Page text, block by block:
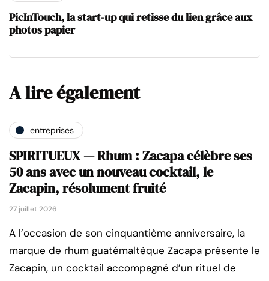
PicInTouch, la start-up qui retisse du lien grâce aux
photos papier
A lire également
entreprises
SPIRITUEUX — Rhum : Zacapa célèbre ses
50 ans avec un nouveau cocktail, le
Zacapin, résolument fruité
27 juillet 2026
A l’occasion de son cinquantième anniversaire, la
marque de rhum guatémaltèque Zacapa présente le
Zacapin, un cocktail accompagné d’un rituel de